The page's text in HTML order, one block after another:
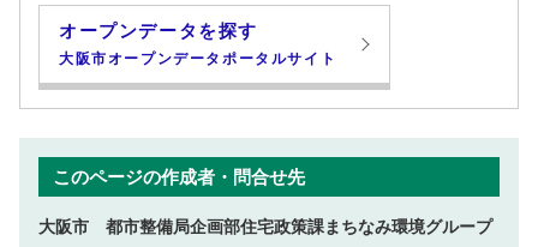
オープンデータを探す
大阪市オープンデータポータルサイト
このページの作成者・問合せ先
大阪市 都市整備局企画部住宅政策課まちなみ環境グループ